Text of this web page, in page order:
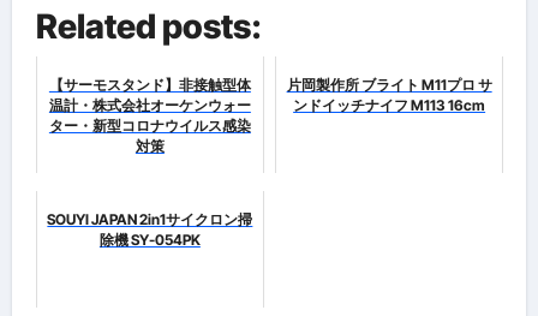
Related posts:
【サーモスタンド】非接触型体
温計・株式会社オーケンウォー
ター・新型コロナウイルス感染
対策
片岡製作所 ブライト M11プロ サ
ンドイッチナイフ M113 16cm
SOUYI JAPAN 2in1サイクロン掃
除機 SY-054PK